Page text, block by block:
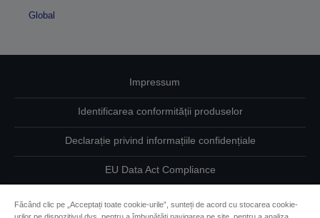
Global
Impressum
Identificarea conformității produselor
Declarație privind informațiile confidențiale
EU Data Act Compliance
Făcând clic pe „Acceptați toate cookie-urile”, sunteți de acord cu stocarea cookie-